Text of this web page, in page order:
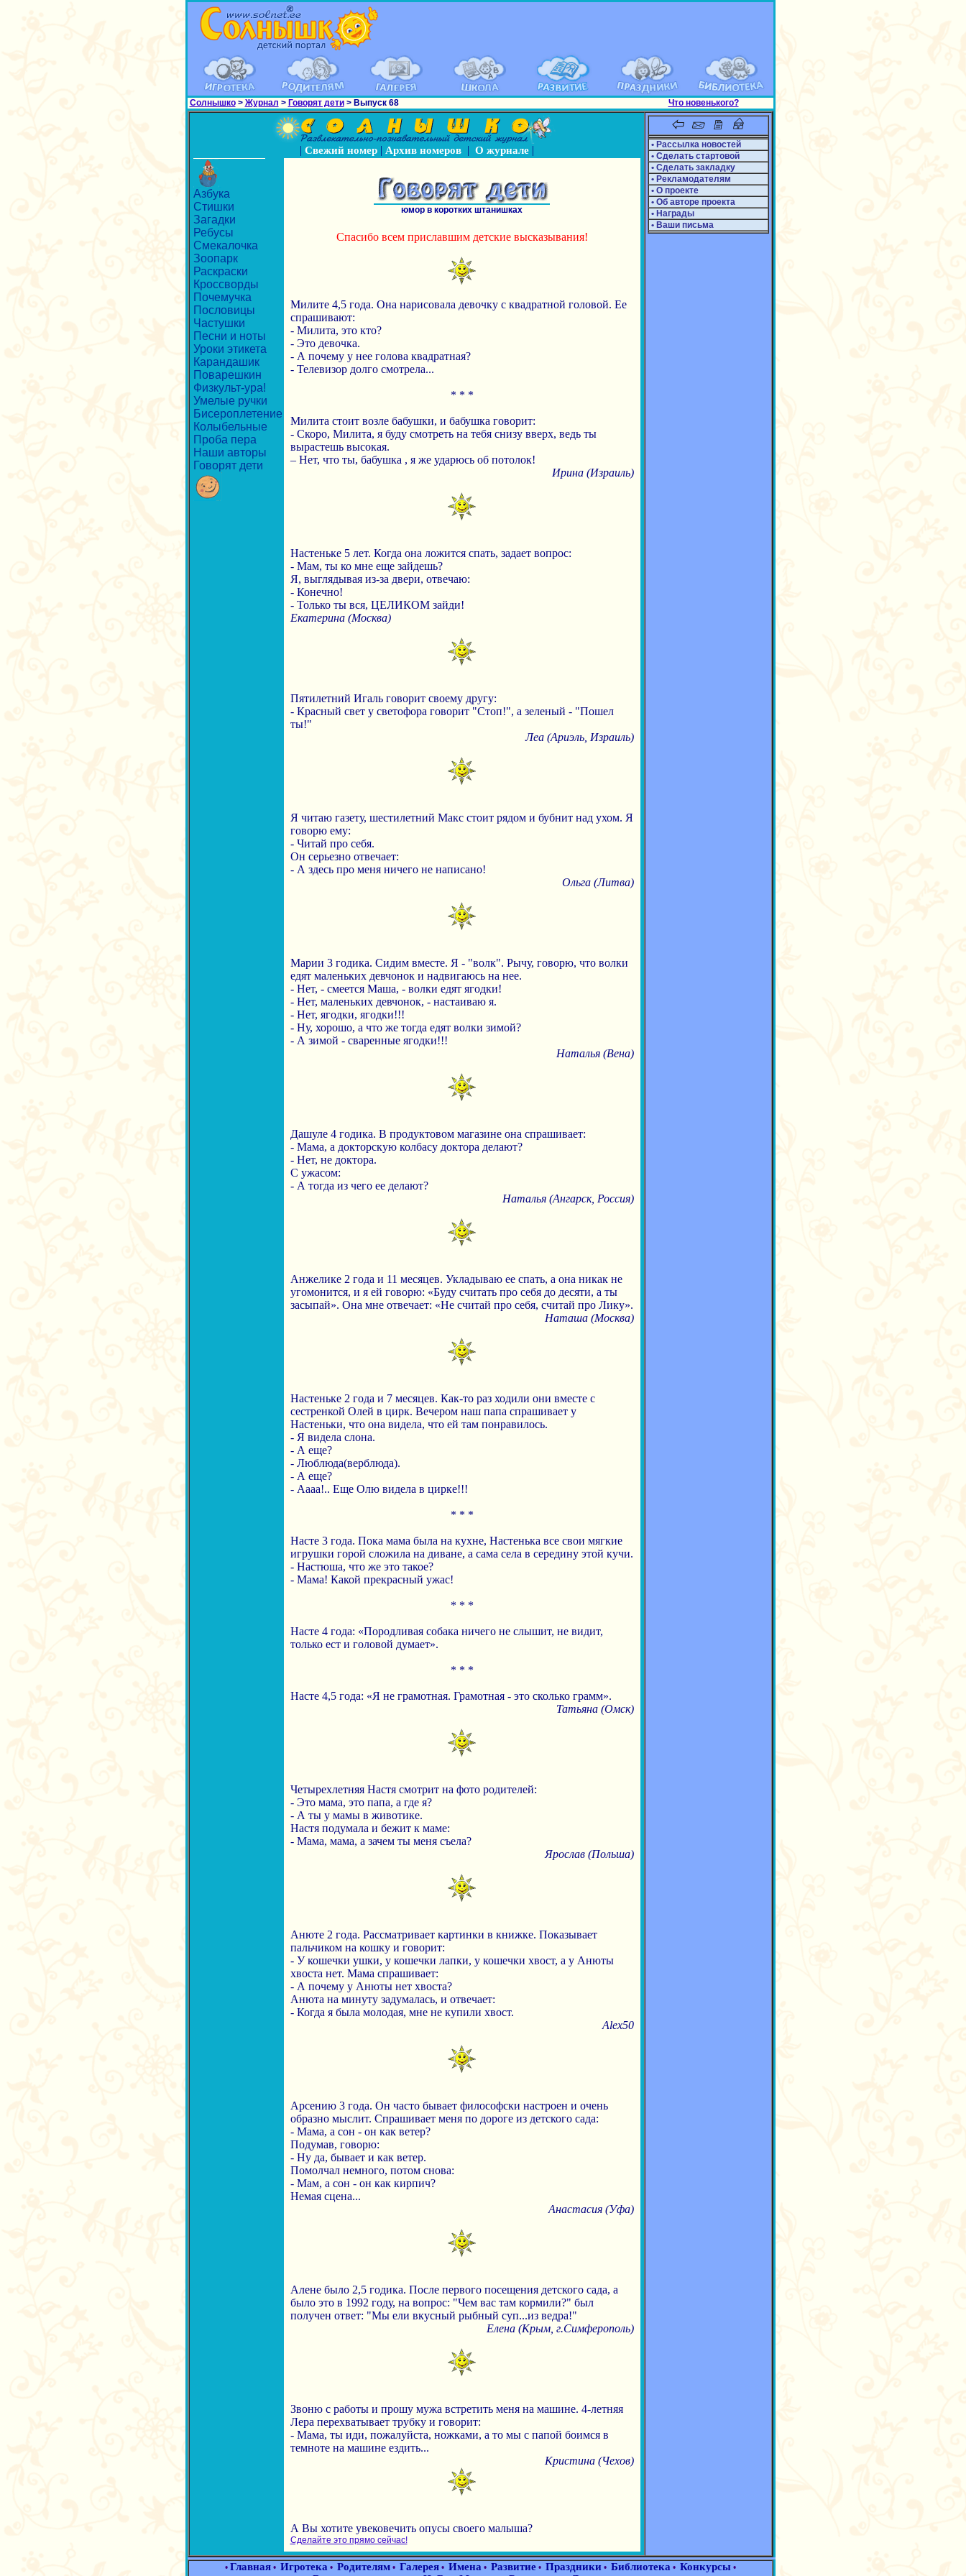
Солнышко> Журнал > Говорят дети> Выпуск 68 Что новенького?
| Свежий номер| Архив номеров| О журнале|
Азбука
Стишки
Загадки
Ребусы
Смекалочка
Зоопарк
Раскраски
Кроссворды
Почемучка
Пословицы
Частушки
Песни и ноты
Уроки этикета
Карандашик
Поварешкин
Физкульт-ура!
Умелые ручки
Бисероплетение
Колыбельные
Проба пера
Наши авторы
Говорят дети
юмор в коротких штанишках
Спасибо всем приславшим детские высказывания!
Милите 4,5 года. Она нарисовала девочку с квадратной головой. Ее
спрашивают:
- Милита, это кто?
- Это девочка.
- А почему у нее голова квадратная?
- Телевизор долго смотрела...
* * *
Милита стоит возле бабушки, и бабушка говорит:
- Скоро, Милита, я буду смотреть на тебя снизу вверх, ведь ты
вырастешь высокая.
– Нет, что ты, бабушка , я же ударюсь об потолок!
Ирина (Израиль)
Настеньке 5 лет. Когда она ложится спать, задает вопрос:
- Мам, ты ко мне еще зайдешь?
Я, выглядывая из-за двери, отвечаю:
- Конечно!
- Только ты вся, ЦЕЛИКОМ зайди!
Екатерина (Москва)
Пятилетний Игаль говорит своему другу:
- Красный свет у светофора говорит "Стоп!", а зеленый - "Пошел
ты!"
Леа (Ариэль, Израиль)
Я читаю газету, шестилетний Макс стоит рядом и бубнит над ухом. Я
говорю ему:
- Читай про себя.
Он серьезно отвечает:
- А здесь про меня ничего не написано!
Ольга (Литва)
Марии 3 годика. Сидим вместе. Я - "волк". Рычу, говорю, что волки
едят маленьких девчонок и надвигаюсь на нее.
- Нет, - смеется Маша, - волки едят ягодки!
- Нет, маленьких девчонок, - настаиваю я.
- Нет, ягодки, ягодки!!!
- Ну, хорошо, а что же тогда едят волки зимой?
- А зимой - сваренные ягодки!!!
Наталья (Вена)
Дашуле 4 годика. В продуктовом магазине она спрашивает:
- Мама, а докторскую колбасу доктора делают?
- Нет, не доктора.
С ужасом:
- А тогда из чего ее делают?
Наталья (Ангарск, Россия)
Анжелике 2 года и 11 месяцев. Укладываю ее спать, а она никак не
угомонится, и я ей говорю: «Буду считать про себя до десяти, а ты
засыпай». Она мне отвечает: «Не считай про себя, считай про Лику».
Наташа (Москва)
Настеньке 2 года и 7 месяцев. Как-то раз ходили они вместе с
сестренкой Олей в цирк. Вечером наш папа спрашивает у
Настеньки, что она видела, что ей там понравилось.
- Я видела слона.
- А еще?
- Люблюда(верблюда).
- А еще?
- Аааа!.. Еще Олю видела в цирке!!!
* * *
Насте 3 года. Пока мама была на кухне, Настенька все свои мягкие
игрушки горой сложила на диване, а сама села в середину этой кучи.
- Настюша, что же это такое?
- Мама! Какой прекрасный ужас!
* * *
Насте 4 года: «Породливая собака ничего не слышит, не видит,
только ест и головой думает».
* * *
Насте 4,5 года: «Я не грамотная. Грамотная - это сколько грамм».
Татьяна (Омск)
Четырехлетняя Настя смотрит на фото родителей:
- Это мама, это папа, а где я?
- А ты у мамы в животике.
Настя подумала и бежит к маме:
- Мама, мама, а зачем ты меня съела?
Ярослав (Польша)
Анюте 2 года. Рассматривает картинки в книжке. Показывает
пальчиком на кошку и говорит:
- У кошечки ушки, у кошечки лапки, у кошечки хвост, а у Анюты
хвоста нет. Мама спрашивает:
- А почему у Анюты нет хвоста?
Анюта на минуту задумалась, и отвечает:
- Когда я была молодая, мне не купили хвост.
Alex50
Арсению 3 года. Он часто бывает философски настроен и очень
образно мыслит. Спрашивает меня по дороге из детского сада:
- Мама, а сон - он как ветер?
Подумав, говорю:
- Ну да, бывает и как ветер.
Помолчал немного, потом снова:
- Мам, а сон - он как кирпич?
Немая сцена...
Анастасия (Уфа)
Алене было 2,5 годика. После первого посещения детского сада, а
было это в 1992 году, на вопрос: "Чем вас там кормили?" был
получен ответ: "Мы ели вкусный рыбный суп...из ведра!"
Елена (Крым, г.Симферополь)
Звоню с работы и прошу мужа встретить меня на машине. 4-летняя
Лера перехватывает трубку и говорит:
- Мама, ты иди, пожалуйста, ножками, а то мы с папой боимся в
темноте на машине ездить...
Кристина (Чехов)
А Вы хотите увековечить опусы своего малыша?
Сделайте это прямо сейчас!
• Рассылка новостей
• Сделать стартовой
• Сделать закладку
• Рекламодателям
• О проекте
• Об авторе проекта
• Награды
• Ваши письма
• Главная• Игротека• Родителям• Галерея• Имена• Развитие• Праздники • Библиотека• Конкурсы•